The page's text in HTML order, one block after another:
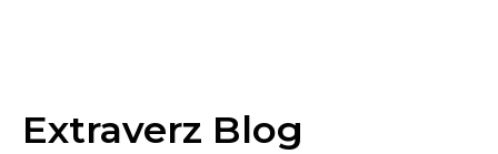
Extraverz Blog